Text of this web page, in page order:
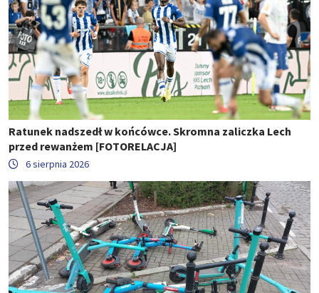
Ratunek nadszedł w końcówce. Skromna zaliczka Lech
przed rewanżem [FOTORELACJA]
6 sierpnia 2026